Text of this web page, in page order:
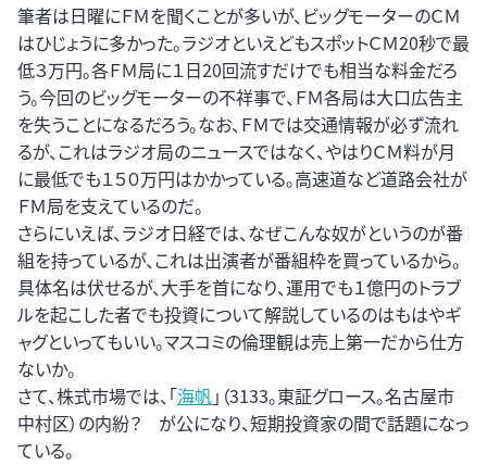
筆者は日曜にＦＭを聞くことが多いが、ビッグモーターのＣＭ
はひじょうに多かった。ラジオといえどもスポットＣＭ20秒で最
低３万円。各ＦＭ局に１日20回流すだけでも相当な料金だろ
う。今回のビッグモーターの不祥事で、ＦＭ各局は大口広告主
を失うことになるだろう。なお、ＦＭでは交通情報が必ず流れ
るが、これはラジオ局のニュースではなく、やはりＣＭ料が月
に最低でも１５０万円はかかっている。高速道など道路会社が
ＦＭ局を支えているのだ。
さらにいえば、ラジオ日経では、なぜこんな奴がというのが番
組を持っているが、これは出演者が番組枠を買っているから。
具体名は伏せるが、大手を首になり、運用でも１億円のトラブ
ルを起こした者でも投資について解説しているのはもはやギ
ャグといってもいい。マスコミの倫理観は売上第一だから仕方
ないか。
さて、株式市場では、「海帆」（3133。東証グロース。名古屋市
中村区）の内紛？ が公になり、短期投資家の間で話題になっ
ている。